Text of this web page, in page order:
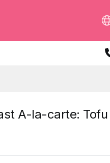
A-la-carte: